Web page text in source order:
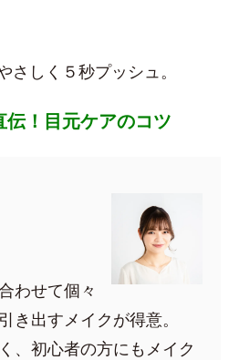
さしく５秒プッシュ。
伝！目元ケアのコツ
わせて個々
き出すメイクが得意。
、初心者の方にもメイク